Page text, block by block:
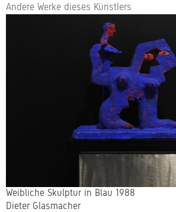
Andere Werke dieses Künstlers
Weibliche Skulptur in Blau 1988
Dieter Glasmacher